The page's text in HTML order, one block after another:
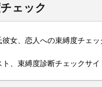
ェック
女、恋人への束縛度チェッ
、束縛度診断チェックサイ